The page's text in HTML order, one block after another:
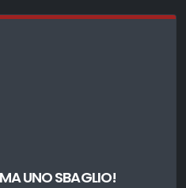
UNO SBAGLIO!